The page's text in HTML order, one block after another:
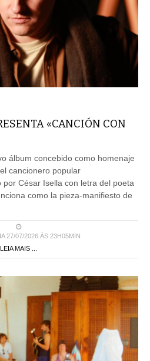
«CANCIÓN CON
álbum concebido como homenaje
cancionero popular
César Isella con letra del poeta
como la pieza-manifiesto de
27/07/2026 ÀS 23H05MIN
LEIA MAIS ...